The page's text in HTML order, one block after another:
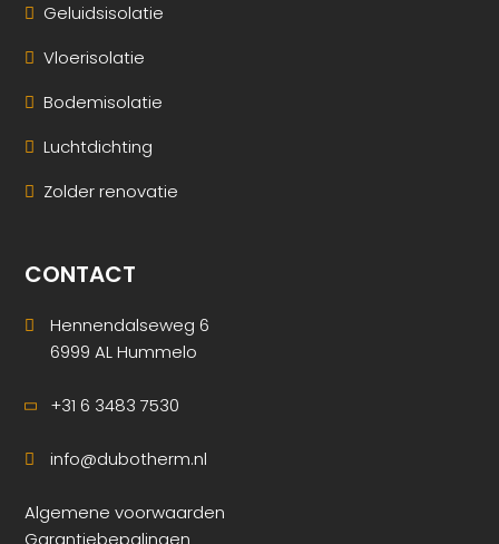
Geluidsisolatie
Vloerisolatie
Bodemisolatie
Luchtdichting
Zolder renovatie
CONTACT
Hennendalseweg 6
6999 AL Hummelo
+31 6 3483 7530
info@dubotherm.nl
Algemene voorwaarden